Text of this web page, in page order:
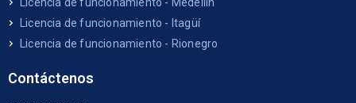
Licencia de funcionamiento - Itagüí
Licencia de funcionamiento - Rionegro
Contáctenos